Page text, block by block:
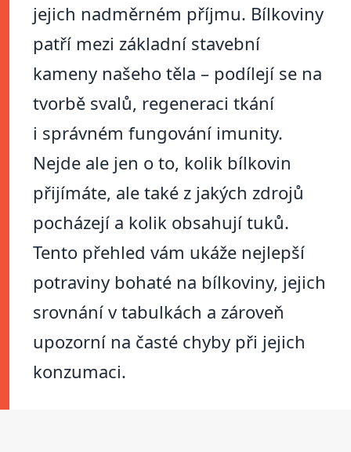
jejich nadměrném příjmu. Bílkoviny
patří mezi základní stavební
kameny našeho těla – podílejí se na
tvorbě svalů, regeneraci tkání
i správném fungování imunity.
Nejde ale jen o to, kolik bílkovin
přijímáte, ale také z jakých zdrojů
pocházejí a kolik obsahují tuků.
Tento přehled vám ukáže nejlepší
potraviny bohaté na bílkoviny, jejich
srovnání v tabulkách a zároveň
upozorní na časté chyby při jejich
konzumaci.